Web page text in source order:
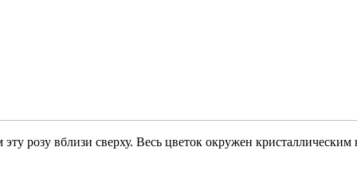
розу вблизи сверху. Весь цветок окружен кристаллическим